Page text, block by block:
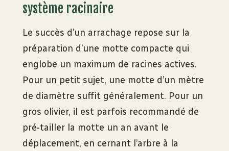
système racinaire
Le succès d’un arrachage repose sur la
préparation d’une motte compacte qui
englobe un maximum de racines actives.
Pour un petit sujet, une motte d’un mètre
de diamètre suffit généralement. Pour un
gros olivier, il est parfois recommandé de
pré-tailler la motte un an avant le
déplacement, en cernant l’arbre à la